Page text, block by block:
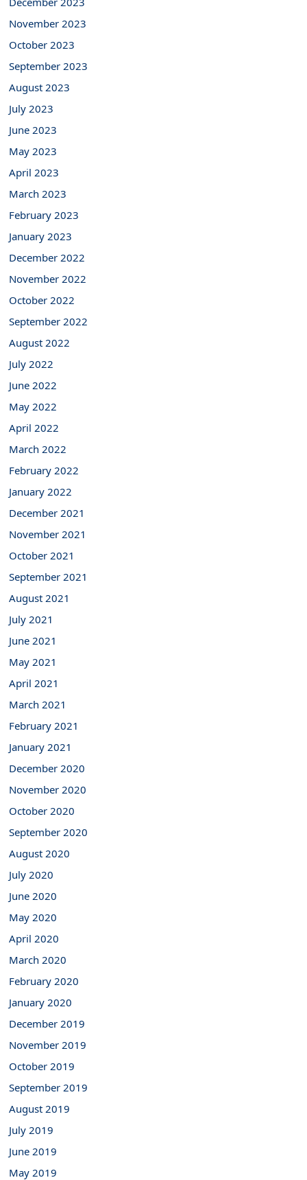
November 2023
October 2023
September 2023
August 2023
July 2023
June 2023
May 2023
April 2023
March 2023
February 2023
January 2023
December 2022
November 2022
October 2022
September 2022
August 2022
July 2022
June 2022
May 2022
April 2022
March 2022
February 2022
January 2022
December 2021
November 2021
October 2021
September 2021
August 2021
July 2021
June 2021
May 2021
April 2021
March 2021
February 2021
January 2021
December 2020
November 2020
October 2020
September 2020
August 2020
July 2020
June 2020
May 2020
April 2020
March 2020
February 2020
January 2020
December 2019
November 2019
October 2019
September 2019
August 2019
July 2019
June 2019
May 2019